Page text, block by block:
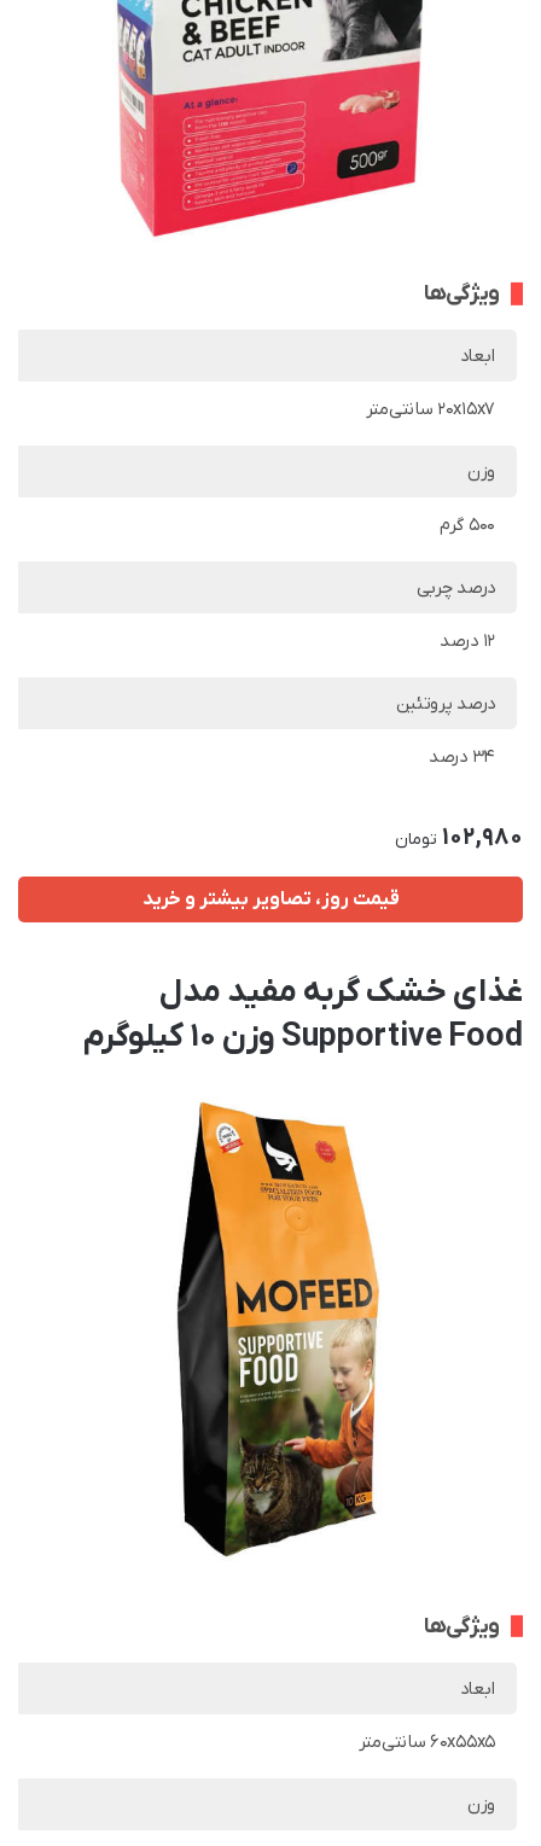
ویژگی‌ها
ابعاد
20x15x7 سانتی‌متر
وزن
500 گرم
درصد چربی
12 درصد
درصد پروتئین
34 درصد
102,980 تومان
قیمت روز، تصاویر بیشتر و خرید
غذای خشک گربه مفید مدل
Supportive Food وزن 10 کیلوگرم
ویژگی‌ها
ابعاد
60x55x5 سانتی‌متر
وزن